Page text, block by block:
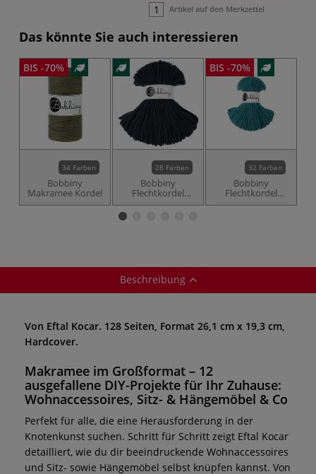
Artikel auf den Merkzettel
Das könnte Sie auch interessieren
BIS -70%
34 Farben
Bobbiny
Makramee Kordel
28 Farben
Bobbiny
Flechtkordel
Premium
BIS -70%
32 Farben
Bobbiny
Flechtkordel
Junior
Beschreibung
Von Eftal Kocar. 128 Seiten, Format 26,1 cm x 19,3 cm,
Hardcover.
Makramee im Großformat – 12
ausgefallene DIY-Projekte für Ihr Zuhause:
Wohnaccessoires, Sitz- & Hängemöbel & Co
Perfekt für alle, die eine Herausforderung in der
Knotenkunst suchen. Schritt für Schritt zeigt Eftal Kocar
detailliert, wie du dir beeindruckende Wohnaccessoires
und Sitz- sowie Hängemöbel selbst knüpfen kannst. Von